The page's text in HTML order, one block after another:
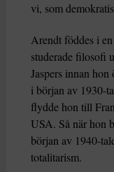
vi, som
Arendt föddes i
studerade filosofi
Jaspers innan
i början av 1930-
flydde hon till
USA. Så när hon
början av 1940-
totalitarism.